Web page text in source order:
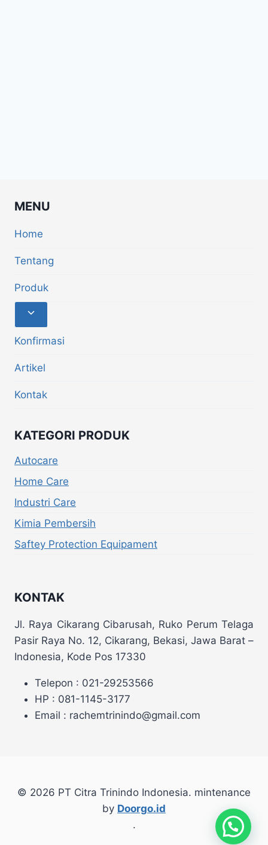
MENU
Home
Tentang
Produk
Konfirmasi
Artikel
Kontak
KATEGORI PRODUK
Autocare
Home Care
Industri Care
Kimia Pembersih
Saftey Protection Equipament
KONTAK
Jl. Raya Cikarang Cibarusah, Ruko Perum Telaga
Pasir Raya No. 12, Cikarang, Bekasi, Jawa Barat –
Indonesia, Kode Pos 17330
Telepon : 021-29253566
HP : 081-1145-3177
Email : rachemtrinindo@gmail.com
© 2026 PT Citra Trinindo Indonesia. mintenance
by Doorgo.id
.